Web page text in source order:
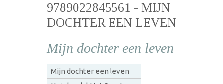
9789022845561 - MIJN
DOCHTER EEN LEVEN
Mijn dochter een leven
Mijn dochter een leven